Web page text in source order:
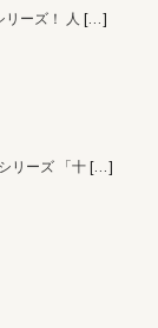
ーズ！ 人 […]
リーズ 「十 […]